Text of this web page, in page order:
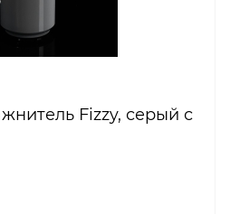
Fizzy, серый с